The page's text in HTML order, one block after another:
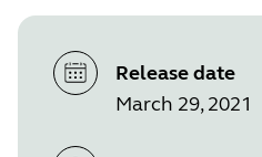
Release date
March 29, 2021